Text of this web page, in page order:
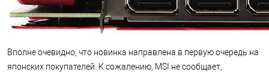
Вполне очевидно, что новинка направлена в первую очередь на
японских покупателей. К сожалению, MSI не сообщает,